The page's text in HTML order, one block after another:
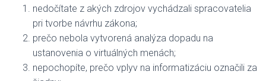
nedočítate z akých zdrojov vychádzali spracovatelia
pri tvorbe návrhu zákona;
prečo nebola vytvorená analýza dopadu na
ustanovenia o virtuálných menách;
nepochopíte, prečo vplyv na informatizáciu označili za